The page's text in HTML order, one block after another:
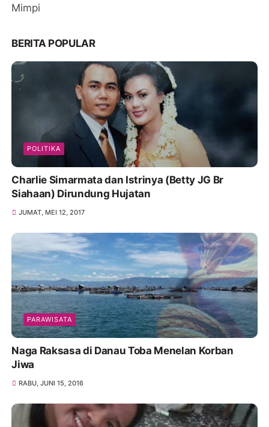
Mimpi
BERITA POPULAR
POLITIKA
Charlie Simarmata dan Istrinya (Betty JG Br
Siahaan) Dirundung Hujatan
JUMAT, MEI 12, 2017
PARAWISATA
Naga Raksasa di Danau Toba Menelan Korban
Jiwa
RABU, JUNI 15, 2016